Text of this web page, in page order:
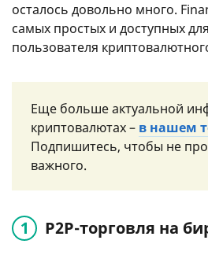
осталось довольно много.
самых простых и доступных
пользователя
Еще больше актуальной
криптовалютах – в нашем
Подпишитесь, чтобы не
важного.
P2P-торговля на